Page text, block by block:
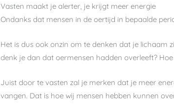
Vasten maakt je alerter, je krijgt meer energie
Ondanks dat mensen in de oertijd in bepaalde
Het is dus ook onzin om te denken dat je lichaam
denk je dan dat oermensen hadden overleeft?
Juist door te vasten zal je merken dat je meer
vangen. Dat is hoe wij mensen hebben kunnen